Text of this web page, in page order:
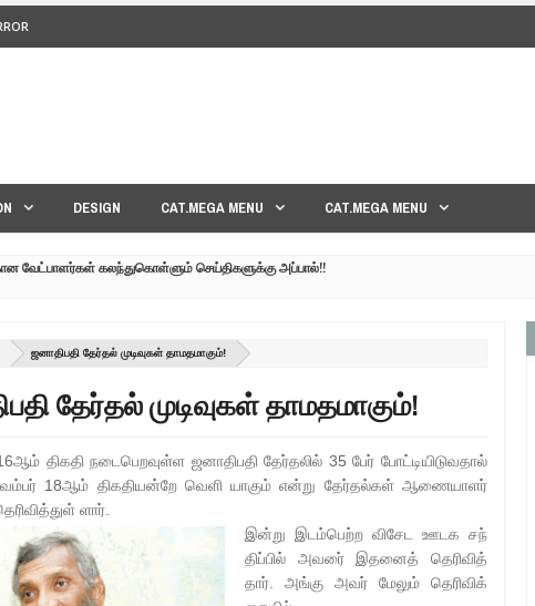
DESIGN CAT.MEGA MENU CAT.MEGA MENU
அமீர் | 6TH APRIL AGNI PAARVAI DIRECTOR AMEER
நடந்தது என்ன??| GENEVA LIVE PART-02
| GENEVA LIVE PART-03 | SRI LANKA
THE TAMIL EELAM CAUSE TAMIL NEWS LIVE
கண்ணீர் கதை !!
ஜனாதிபதி தேர்தல் முடிவுகள் தாமதமாகும்!
தேர்தல் முடிவுகள் தாமதமாகும்!
திகதி நடைபெறவுள்ள ஜனாதிபதி தேர்தலில் 35 பேர் போட்டியிடுவதால்
நவம்பர் 18ஆம் திகதியன்றே வெளி யாகும் என்று தேர்தல்கள் ஆணையாளர்
ளார்.
இன்று இடம்பெற்ற விசேட ஊடக சந்
திப்பில் அவரை் இதனைத் தெரிவித்
தார். அங்கு அவர் மேலும் தெரிவிக்
தேர்தலுக்கான
செய்திகளுக்கு
தமிழ் தேசியம் VS திராவிடம் - இயக்குனர் அமீர் |
6TH APRIL AGNI PAARVAI DIRECTOR AMEER